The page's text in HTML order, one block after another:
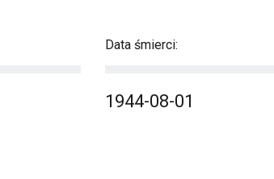
Data śmierci:
1944-08-01